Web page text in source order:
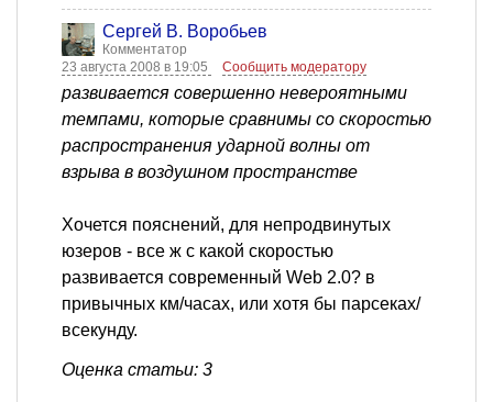
Сергей В. Воробьев
Комментатор
23 августа 2008 в 19:05
Сообщить модератору
развивается совершенно невероятными
темпами, которые сравнимы со скоростью
распространения ударной волны от
взрыва в воздушном пространстве
Хочется пояснений, для непродвинутых
юзеров - все ж с какой скоростью
развивается современный Web 2.0? в
привычных км/часах, или хотя бы парсеках/
всекунду.
Оценка статьи: 3